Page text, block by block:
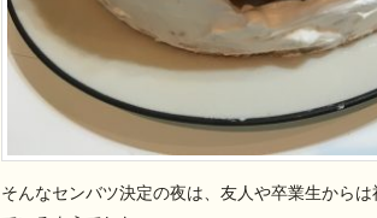
そんなセンバツ決定の夜は、友人や卒業生から